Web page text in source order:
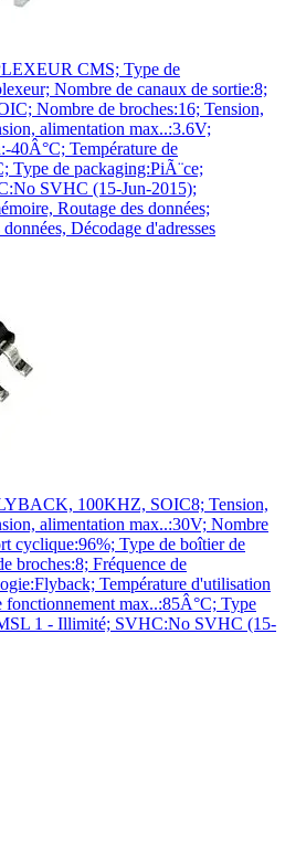
CMS; Type de
Nombre de canaux de sortie:8;
Nombre de broches:16; Tension,
alimentation max..:3.6V;
40Â°C; Température de
Type de packaging:PiÃ¨ce;
SVHC (15-Jun-2015);
Routage des données;
Décodage d'adresses
100KHZ, SOIC8; Tension,
alimentation max..:30V; Nombre
cyclique:96%; Type de boîtier de
broches:8; Fréquence de
Température d'utilisation
fonctionnement max..:85Â°C; Type
1 - Illimité; SVHC:No SVHC (15-